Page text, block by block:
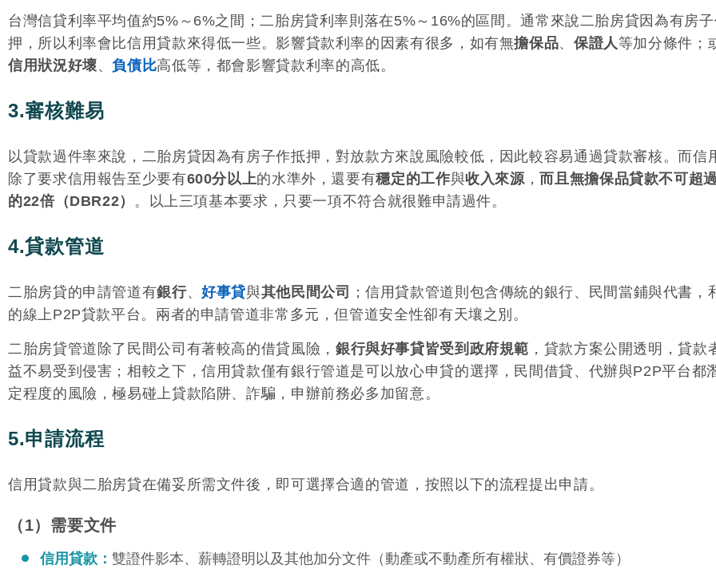
台灣信貸利率平均值約5%～6%之間；二胎房貸利率則落在5%～16%的區間。通常來說二胎房貸因為有房
押，所以利率會比信用貸款來得低一些。影響貸款利率的因素有很多，如有無擔保品、 保證人等加分條件；
信用狀況好壞 、負債比高低等，都會影響貸款利率的高低。
3.審核難易
以貸款過件率來說，二胎房貸因為有房子作抵押，對放款方來說風險較低，因此較容易通過貸款審核。而信
除了要求信用報告至少要有600分以上的水準外，還要有穩定的工作與收入來源，而且無擔保品貸款不可超
的22倍（DBR22） 。以上三項基本要求，只要一項不符合就很難申請過件。
4.貸款管道
二胎房貸的申請管道有銀行、好事貸與其他民間公司
；信用貸款管道則包含傳統的銀行、民間當鋪與代書，
的線上P2P貸款平台。兩者的申請管道非常多元，但管道安全性卻有天壤之別。
二胎房貸管道除了民間公司有著較高的借貸風險， 銀行與好事貸皆受到政府規範 ，貸款方案公開透明，貸款
益不易受到侵害；相較之下，信用貸款僅有銀行管道是可以放心申貸的選擇，民間借貸、代辦與P2P平台都
定程度的風險，極易碰上貸款陷阱、詐騙，申辦前務必多加留意。
5.申請流程
信用貸款與二胎房貸在備妥所需文件後，即可選擇合適的管道，按照以下的流程提出申請。
（1）需要文件
信用貸款 ： 雙證件影本、薪轉證明以及其他加分文件（動產或不動產所有權狀、有價證券等）